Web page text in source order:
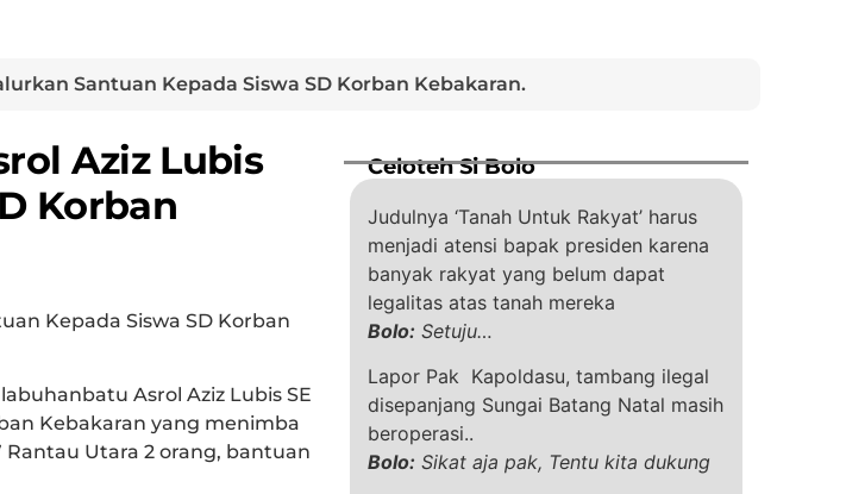
Santuan Kepada Siswa SD Korban Kebakaran.
Aziz Lubis
Korban
Kepada Siswa SD Korban
Asrol Aziz Lubis SE
Kebakaran yang menimba
Rantau Utara 2 orang, bantuan
Celoteh Si Bolo
Judulnya ‘Tanah Untuk Rakyat’ harus
menjadi atensi bapak presiden karena
banyak rakyat yang belum dapat
legalitas atas tanah mereka
Bolo: Setuju…
Lapor Pak Kapoldasu, tambang ilegal
disepanjang Sungai Batang Natal masih
beroperasi..
Bolo: Sikat aja pak, Tentu kita dukung